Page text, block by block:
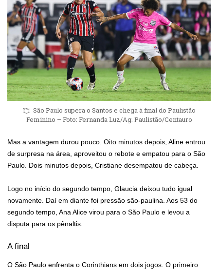
São Paulo supera o Santos e chega à final do Paulistão
Feminino – Foto: Fernanda Luz/Ag. Paulistão/Centauro
Mas a vantagem durou pouco. Oito minutos depois, Aline entrou
de surpresa na área, aproveitou o rebote e empatou para o São
Paulo. Dois minutos depois, Cristiane desempatou de cabeça.
Logo no início do segundo tempo, Glaucia deixou tudo igual
novamente. Daí em diante foi pressão são-paulina. Aos 53 do
segundo tempo, Ana Alice virou para o São Paulo e levou a
disputa para os pênaltis.
A final
O São Paulo enfrenta o Corinthians em dois jogos. O primeiro